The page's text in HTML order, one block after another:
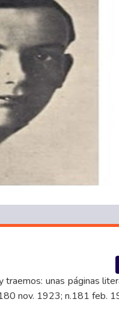
unas páginas
nov. 1923; n.181 feb.